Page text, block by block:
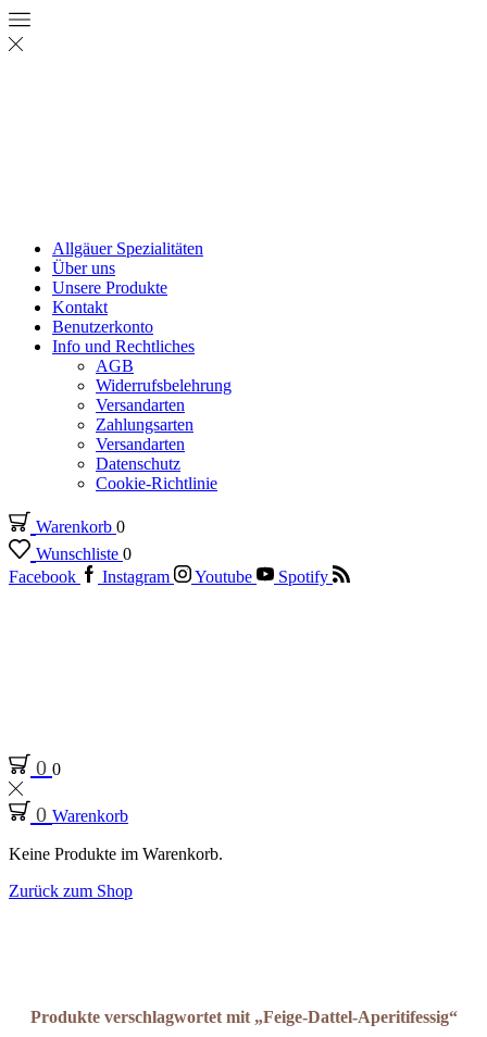
Allgäuer Spezialitäten
Über uns
Unsere Produkte
Kontakt
Benutzerkonto
Info und Rechtliches
AGB
Widerrufsbelehrung
Versandarten
Zahlungsarten
Versandarten
Datenschutz
Cookie-Richtlinie
Warenkorb 0
Wunschliste 0
Facebook
Instagram Youtube Spotify
0 0
0 Warenkorb
Keine Produkte im Warenkorb.
Zurück zum Shop
Produkte verschlagwortet mit „Feige-Dattel-Aperitifessig“